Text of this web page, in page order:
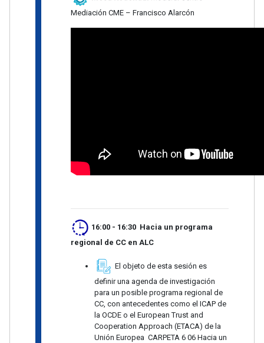
Mediación CME – Francisco Alarcón
16:00 - 16:30 Hacia un programa
regional de CC en ALC
El objeto de esta sesión es
definir una agenda de investigación
para un posible programa regional de
CC, con antecedentes como el ICAP de
la OCDE o el European Trust and
Cooperation Approach (ETACA) de la
Unión Europea CARPETA 6 06 Hacia un